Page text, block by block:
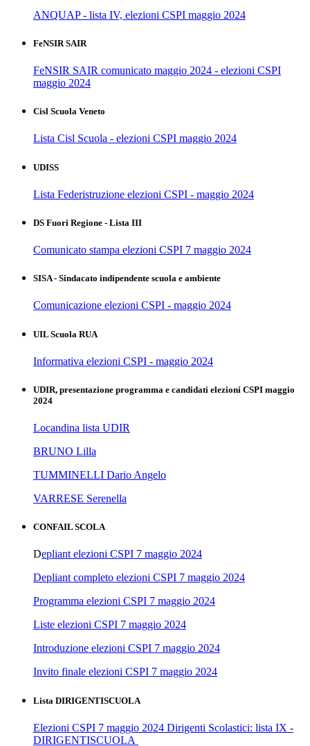
ANQUAP - lista IV, elezioni CSPI maggio 2024
FeNSIR SAIR
FeNSIR SAIR comunicato maggio 2024 - elezioni CSPI
maggio 2024
Cisl Scuola Veneto
Lista Cisl Scuola - elezioni CSPI maggio 2024
UDISS
Lista Federistruzione elezioni CSPI - maggio 2024
DS Fuori Regione - Lista III
Comunicato stampa elezioni CSPI 7 maggio 2024
SISA - Sindacato indipendente scuola e ambiente
Comunicazione elezioni CSPI - maggio 2024
UIL Scuola RUA
Informativa elezioni CSPI - maggio 2024
UDIR, presentazione programma e candidati elezioni CSPI maggio
2024
Locandina lista UDIR
BRUNO Lilla
TUMMINELLI Dario Angelo
VARRESE Serenella
CONFAIL SCOLA
Depliant elezioni CSPI 7 maggio 2024
Depliant completo elezioni CSPI 7 maggio 2024
Programma elezioni CSPI 7 maggio 2024
Liste elezioni CSPI 7 maggio 2024
Introduzione elezioni CSPI 7 maggio 2024
Invito finale elezioni CSPI 7 maggio 2024
Lista DIRIGENTISCUOLA
Elezioni CSPI 7 maggio 2024 Dirigenti Scolastici: lista IX -
DIRIGENTISCUOLA